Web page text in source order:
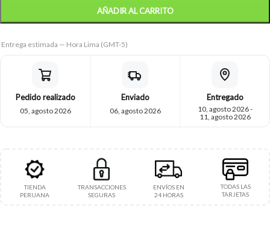
AÑADIR AL CARRITO
Entrega estimada — Hora Lima (GMT-5)
Pedido realizado
05, agosto 2026
Enviado
06, agosto 2026
Entregado
10, agosto 2026 -
11, agosto 2026
TIENDA
PERUANA
TRANSACCIONES
SEGURAS
ENVÍOS EN
24 HORAS
TODAS LAS
TARJETAS